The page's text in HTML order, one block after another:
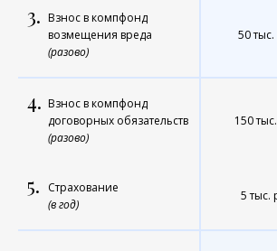
3. Взнос в компфонд
возмещения вреда
(разово)
50
4. Взнос в компфонд
договорных обязательств
(разово)
150
5.
Страхование
(в год)
5 тыс.